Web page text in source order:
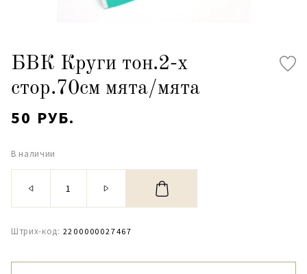
БВК Круги тон.2-х
стор.70см мята/мята
50 РУБ.
В наличии
Штрих-код: 2200000027467